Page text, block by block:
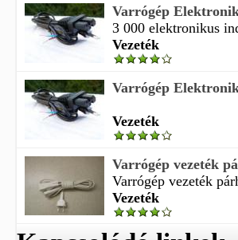
Varrógép
3 000 elektronikus
Vezeték
Varrógép
Vezeték
Varrógép vezeték
Varrógép vezeték
Vezeték